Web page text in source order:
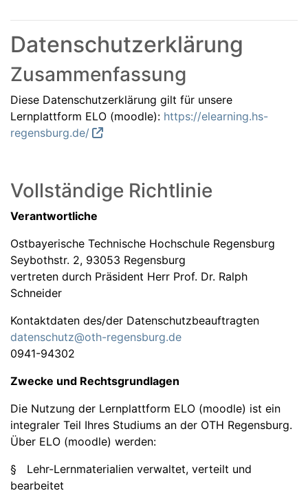
Datenschutzerklärung
Zusammenfassung
Diese Datenschutzerklärung gilt für unsere
Lernplattform ELO (moodle): https://elearning.hs-
regensburg.de/
Vollständige Richtlinie
Verantwortliche
Ostbayerische Technische Hochschule Regensburg
Seybothstr. 2, 93053 Regensburg
vertreten durch Präsident Herr Prof. Dr. Ralph
Schneider
Kontaktdaten des/der Datenschutzbeauftragten
datenschutz@oth-regensburg.de
0941-94302
Zwecke und Rechtsgrundlagen
Die Nutzung der Lernplattform ELO (moodle) ist ein
integraler Teil Ihres Studiums an der OTH Regensburg.
Über ELO (moodle) werden:
§ Lehr-Lernmaterialien verwaltet, verteilt und
bearbeitet